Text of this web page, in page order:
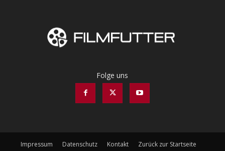
Folge uns
Impressum Datenschutz Kontakt
Zurück zur Startseite